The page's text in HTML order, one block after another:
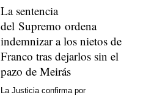
La sentencia
del Supremo ordena
indemnizar a los nietos de
Franco tras dejarlos sin el
pazo de Meirás
La Justicia confirma por